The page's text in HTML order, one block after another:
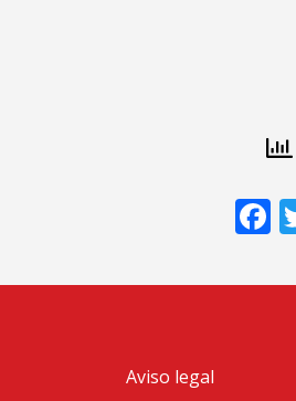
Aviso legal